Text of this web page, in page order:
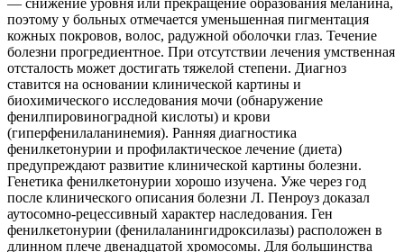
поэтому у больных отмечается уменьшенная пигментация
кожных покровов, волос, радужной оболочки глаз. Течение
болезни прогредиентное. При отсутствии лечения умственная
отсталость может достигать тяжелой степени. Диагноз
ставится на основании клинической картины и
биохимического исследования мочи (обнаружение
фенилпировиноградной кислоты) и крови
(гиперфенилаланинемия). Ранняя диагностика
фенилкетонурии и профилактическое лечение (диета)
предупреждают развитие клинической картины болезни.
Генетика фенилкетонурии хорошо изучена. Уже через год
после клинического описания болезни Л. Пенроуз доказал
аутосомно-рецессивный характер наследования. Ген
фенилкетонурии (фенилаланингидроксилазы) расположен в
длинном плече двенадцатой хромосомы. Для большинства